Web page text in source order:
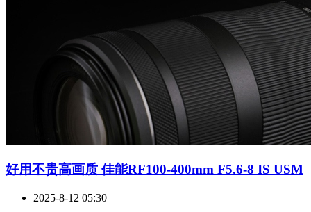
好用不贵高画质 佳能RF100-400mm F5.6-8 IS USM
2025-8-12 05:30